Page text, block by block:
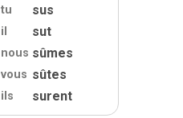
tu sus
il sut
nous sûmes
vous sûtes
ils surent